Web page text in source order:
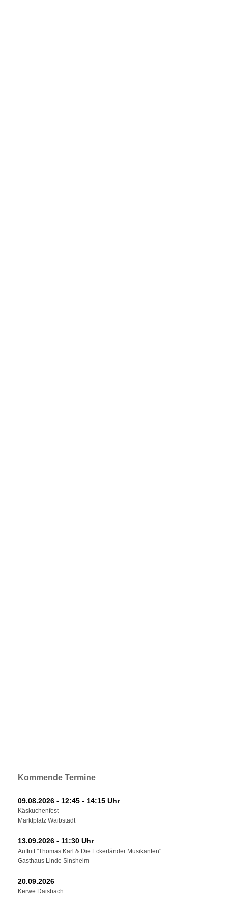
Kommende Termine
09.08.2026 - 12:45 - 14:15 Uhr
Käskuchenfest
Marktplatz Waibstadt
13.09.2026 - 11:30 Uhr
Auftritt "Thomas Karl & Die Eckerländer Musikanten"
Gasthaus Linde Sinsheim
20.09.2026
Kerwe Daisbach